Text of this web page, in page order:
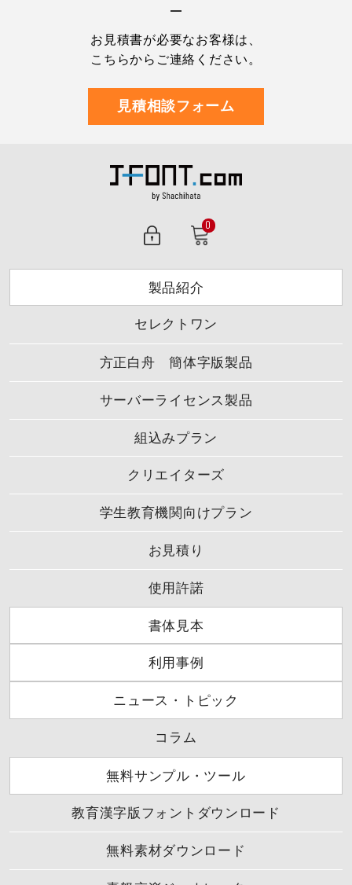
お見積書が必要なお客様は、
こちらからご連絡ください。
見積相談フォーム
0
製品紹介
セレクトワン
方正白舟 簡体字版製品
サーバーライセンス製品
組込みプラン
クリエイターズ
学生教育機関向けプラン
お見積り
使用許諾
書体見本
利用事例
ニュース・トピック
コラム
無料サンプル・ツール
教育漢字版フォントダウンロード
無料素材ダウンロード